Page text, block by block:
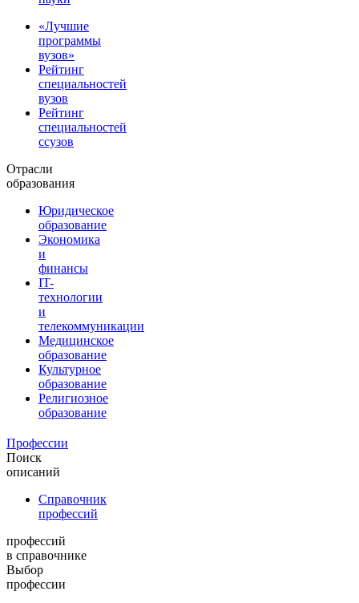
«Лучшие
программы
вузов»
Рейтинг
специальностей
вузов
Рейтинг
специальностей
ссузов
Отрасли
образования
Юридическое
образование
Экономика
и
финансы
IT-
технологии
и
телекоммуникации
Медицинское
образование
Культурное
образование
Религиозное
образование
Профессии
Поиск
описаний
Справочник
профессий
профессий
в справочнике
Выбор
профессии